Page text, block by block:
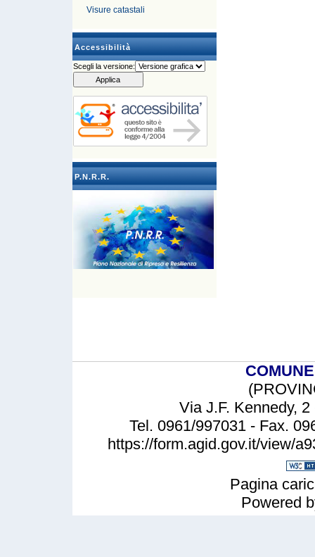
Visure catastali
Accessibilità
Scegli la versione:
P.N.R.R.
Via J.F. Kennedy,
Tel. 0961/997031 - Fax.
https://form.agid.gov.it/view/
Pagina
Powered